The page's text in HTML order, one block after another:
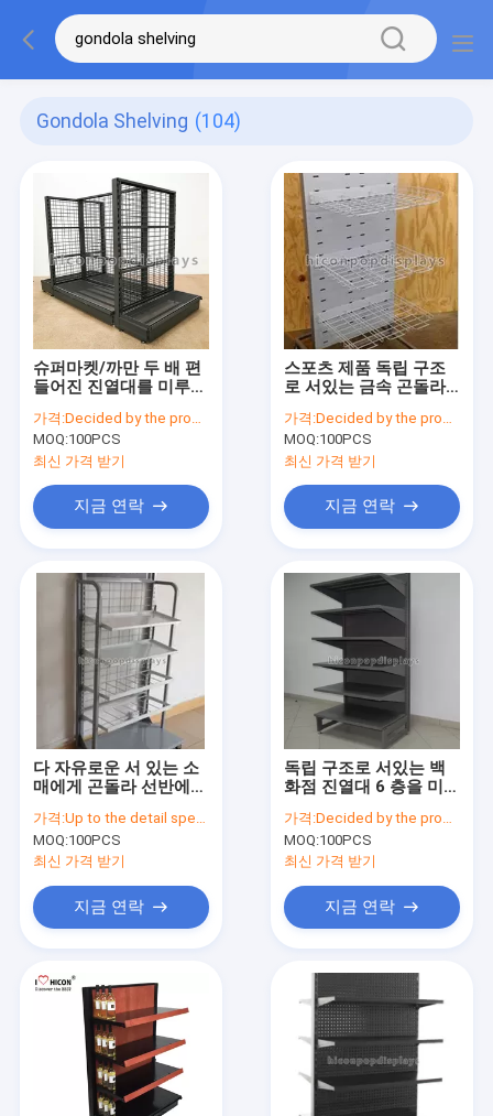
Gondola Shelving (104)
슈퍼마켓/까만 두 배 편
들어진 진열대를 미루는
가격:Decided by the product specifications
MOQ:100PCS
최신 가격 받기
지금 연락
스포츠 제품 독립 구조
로 서있는 금속 곤돌라
개의 피마자로 편들었습
니다
가격:Decided by the product specifications
MOQ:100PCS
최신 가격 받기
지금 연락
다 자유로운 서 있는 소
매에게 곤돌라 선반에
반설치 단위
가격:Up to the detail specification
MOQ:100PCS
최신 가격 받기
지금 연락
독립 구조로 서있는 백
화점 진열대 6 층을 미루
가격:Decided by the product specifications
MOQ:100PCS
최신 가격 받기
지금 연락